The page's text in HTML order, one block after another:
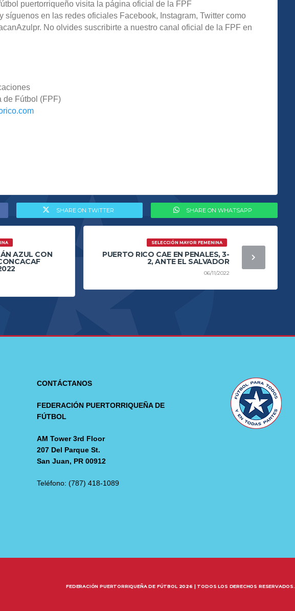
puertorriqueño visita la página oficial de la FPF
y síguenos en las redes oficiales Facebook, Instagram, Twitter como
No olvides suscribirte a nuestro canal oficial de la FPF en
de Fútbol (FPF)
SHARE ON TWITTER SHARE ON WHATSAPP
AZUL CON
SELECCIÓN MAYOR FEMENINA
PUERTO RICO CAE EN PENALES, 3-
2, ANTE EL SALVADOR
06/11/2022
CONTÁCTANOS
FEDERACIÓN PUERTORRIQUEÑA DE
FÚTBOL
AM Tower 3rd Floor
207 Del Parque St.
San Juan, PR 00912
Teléfono: (787) 418-1089
FEDERACIÓN PUERTORRIQUEÑA DE FÚTBOL 2026 | TODOS LOS DERECHOS RESERVADOS.